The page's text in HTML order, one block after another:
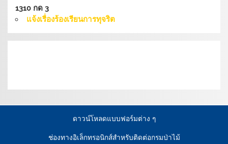
1310 กด 3
แจ้งเรื่องร้องเรียนการทุจริต
ดาวน์โหลดแบบฟอร์มต่าง ๆ
ช่องทางอิเล็กทรอนิกส์สำหรับติดต่อกรมป่าไม้